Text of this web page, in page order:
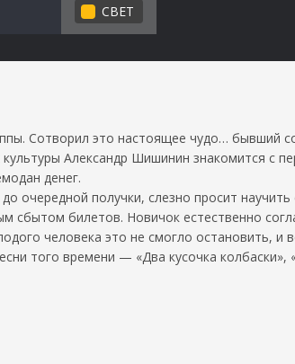
СВЕТ
Сотворил это настоящее чудо… бывший
Александр Шишинин знакомится с
денег.
очередной получки, слезно просит научить
сбытом билетов. Новичок естественно
человека это не смогло остановить, и
того времени — «Два кусочка